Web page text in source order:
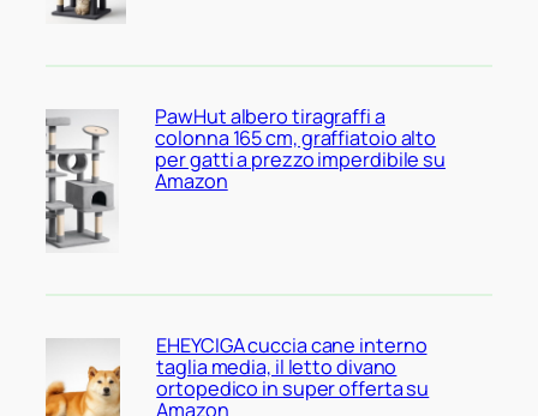
PawHut albero tiragraffi a
colonna 165 cm, graffiatoio alto
per gatti a prezzo imperdibile su
Amazon
EHEYCIGA cuccia cane interno
taglia media, il letto divano
ortopedico in super offerta su
Amazon